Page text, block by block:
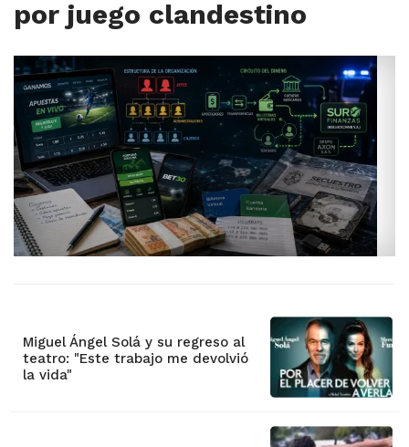
por juego clandestino
Miguel Ángel Solá y su regreso al
teatro: "Este trabajo me devolvió
la vida"